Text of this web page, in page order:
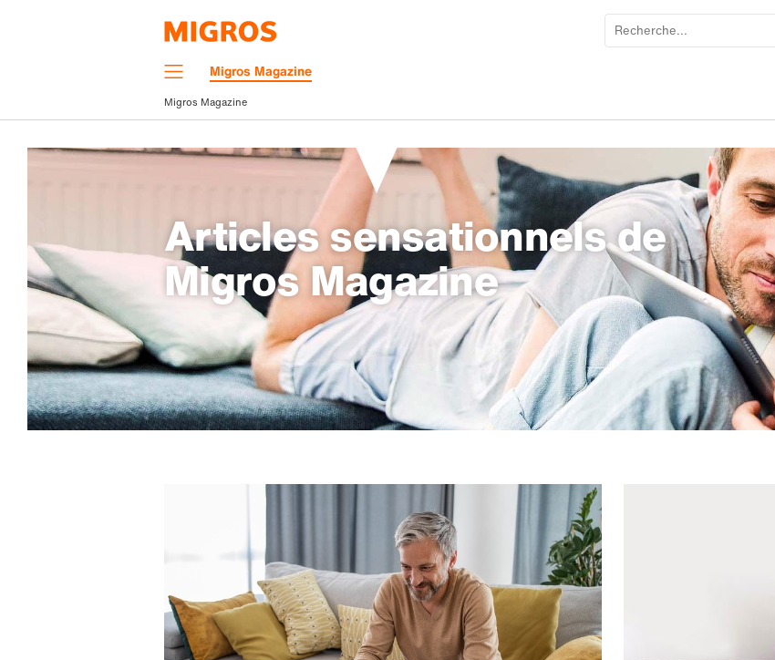
MenuMigros Magazine
Migros Magazine
Articles sensationnels de
Migros Magazine